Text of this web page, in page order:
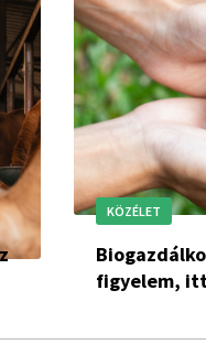
KÖZÉLET
figyelem,